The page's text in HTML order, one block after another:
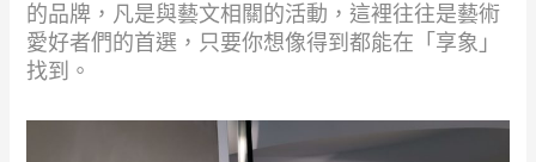
的品牌，凡是與藝文相關的活動，這裡往往是藝術
愛好者們的首選，只要你想像得到都能在「享象」
找到。